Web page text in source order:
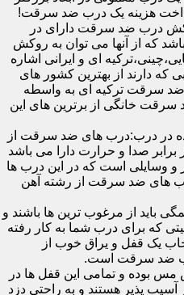
پرداخت هزینه یک درب ضد سرقت!
درب ضد سرقت دارای در
که از آنها می توان به روکش
ای و ایرانی اشاره
که دارند از بهترین کشور های
سرقت ترکیه ای به واسطه
خانگی از برترین های این
در درب:درب های ضد سرقت از
برابر صدا و حرارت دارا می باشد
و وسایلی است که در این درب ها
های ضد سرقت از رشته آهن
باید از مرغوب ترین ها باشند و
که برای درب شما به کار رفته
یک قفل و یراق خوب از
ضد سرقت است.
بوده و تمامی این قفل ها در
آسیب پذیر هستند و به راحتی دزد